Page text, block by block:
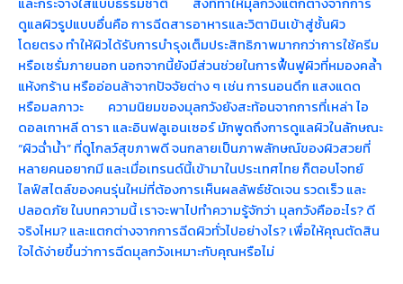
ดูแลผิวรูปแบบอื่นคือ การฉีดสารอาหารและวิตามินเข้าสู่ชั้นผิว
โดยตรง ทำให้ผิวได้รับการบำรุงเต็มประสิทธิภาพมากกว่าการใช้ครีม
หรือเซรั่มภายนอก นอกจากนี้ยังมีส่วนช่วยในการฟื้นฟูผิวที่หมองคล้ำ
แห้งกร้าน หรืออ่อนล้าจากปัจจัยต่าง ๆ เช่น การนอนดึก แสงแดด
หรือมลภาวะ ความนิยมของมุลกวังยังสะท้อนจากการที่เหล่า ไอ
ดอลเกาหลี ดารา และอินฟลูเอนเซอร์ มักพูดถึงการดูแลผิวในลักษณะ
“ผิวฉ่ำน้ำ” ที่ดูโกลว์สุขภาพดี จนกลายเป็นภาพลักษณ์ของผิวสวยที่
หลายคนอยากมี และเมื่อเทรนด์นี้เข้ามาในประเทศไทย ก็ตอบโจทย์
ไลฟ์สไตล์ของคนรุ่นใหม่ที่ต้องการเห็นผลลัพธ์ชัดเจน รวดเร็ว และ
ปลอดภัย ในบทความนี้ เราจะพาไปทำความรู้จักว่า มุลกวังคืออะไร? ดี
จริงไหม? และแตกต่างจากการฉีดผิวทั่วไปอย่างไร? เพื่อให้คุณตัดสิน
ใจได้ง่ายขึ้นว่าการฉีดมุลกวังเหมาะกับคุณหรือไม่